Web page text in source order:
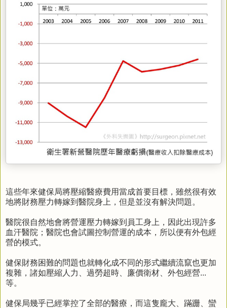
這些年來健保局將壓縮醫療費用當成首要目標，雖然很有效
地將財務壓力轉嫁到醫院身上，但是並沒有解決問題。
醫院很自然地會將營運壓力轉嫁到員工身上，因此出現許多
血汗醫院；醫院也會試圖控制營運的成本，所以便有外包經
營的模式。
健保財務困難的問題也就轉化成不同的形式繼續流竄也更加
複雜，諸如壓縮人力、過勞超時、廉價衛材、外包經營...
等。
健保局幾乎已經掌控了全部的醫療，而這隻龐大、蹣跚、蠻